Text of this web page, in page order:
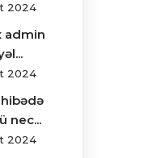
2024
admin
2024
nec...
2024